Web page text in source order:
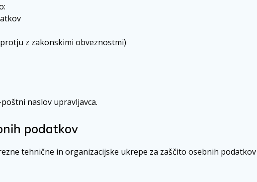
z zakonskimi obveznostmi)
naslov upravljavca.
podatkov
tehnične in organizacijske ukrepe za zaščito osebnih